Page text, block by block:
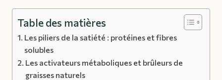
Table des matières
Les piliers de la satiété : protéines et fibres
solubles
Les activateurs métaboliques et brûleurs de
graisses naturels